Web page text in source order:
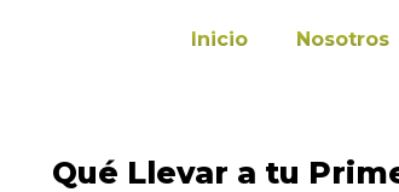
Inicio Nosotros
Qué Llevar a tu